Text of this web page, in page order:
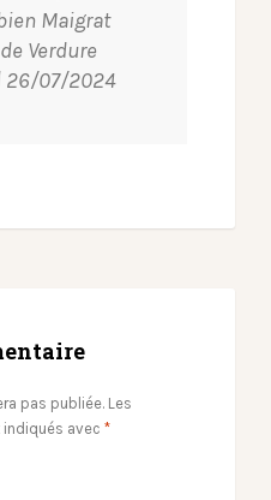
Maigrat
Verdure
26/07/2024
pas publiée. Les
avec *